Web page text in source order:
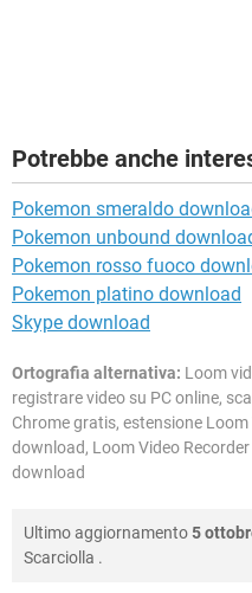
Potrebbe anche
Pokemon smeraldo
Pokemon unbound
Pokemon rosso fuoco
Pokemon platino download
Skype download
Ortografia alternativa: Loom
registrare video su PC online,
Chrome gratis, estensione
download, Loom Video
download
Ultimo aggiornamento5
Scarciolla .